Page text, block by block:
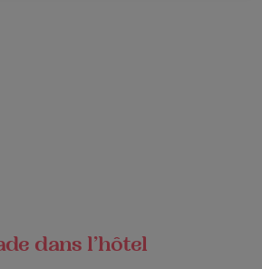
dans l’hôtel